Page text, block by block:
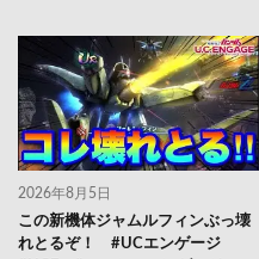
2026年8月5日
この新機体ジャムルフィンぶっ壊
れとるぞ！ #UCエンゲージ